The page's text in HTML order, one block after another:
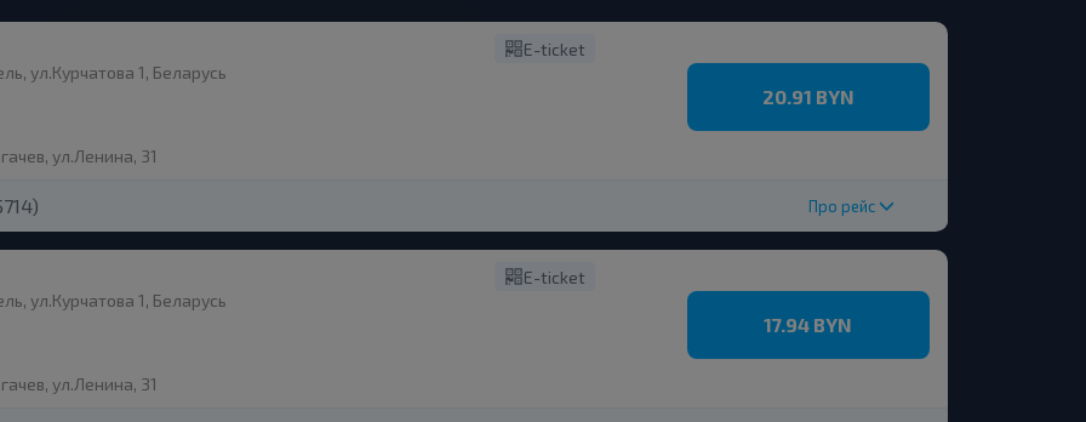
ул.Курчатова 1, Беларусь
ул.Ленина, 31
E-ticket
20.91 BYN
Про рейс
ул.Курчатова 1, Беларусь
ул.Ленина, 31
E-ticket
17.94 BYN